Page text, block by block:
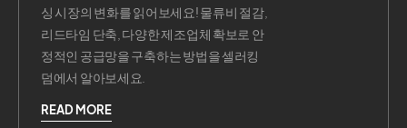
싱 시장의 변화를 읽어보세요! 물류비 절감,
리드타임 단축, 다양한 제조업체 확보로 안
정적인 공급망을 구축하는 방법을 셀러킹
덤에서 알아보세요.
READ MORE